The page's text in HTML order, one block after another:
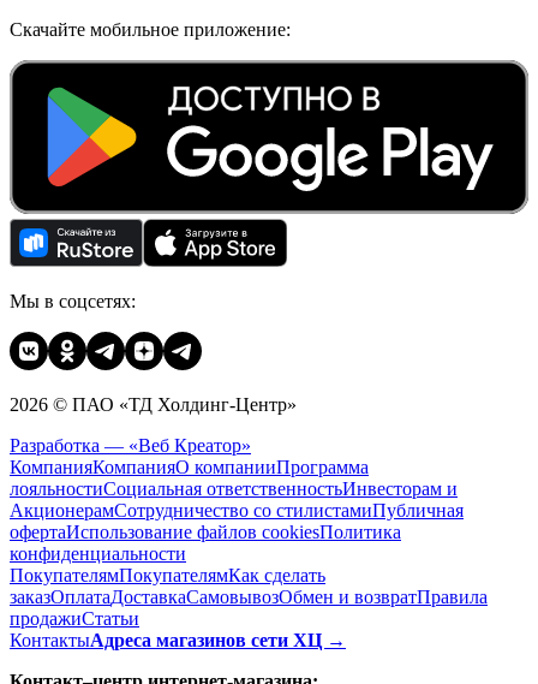
Скачайте мобильное приложение:
Мы в соцсетях:
2026 © ПАО «ТД Холдинг-Центр»
Разработка — «Веб Креатор»
КомпанияКомпанияО компанииПрограмма
лояльностиСоциальная ответственностьИнвесторам и
АкционерамСотрудничество со стилистамиПубличная
офертаИспользование файлов cookiesПолитика
конфиденциальности
ПокупателямПокупателямКак сделать
заказОплатаДоставкаCамовывозОбмен и возвратПравила
продажиСтатьи
КонтактыАдреса магазинов сети ХЦ →